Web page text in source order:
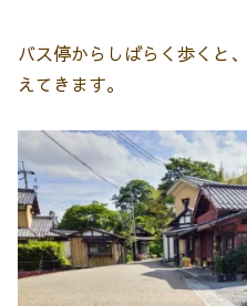
バス停からしばらく歩くと
えてきます。